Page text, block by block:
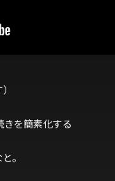
を簡素化する
。